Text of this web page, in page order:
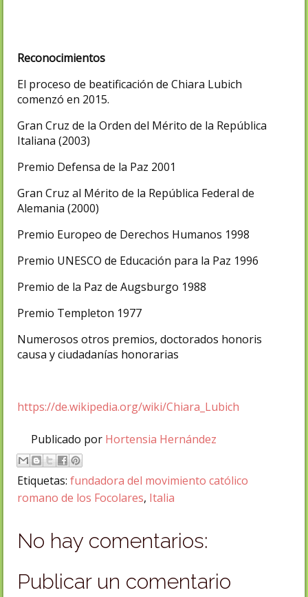
Reconocimientos
El proceso de beatificación de Chiara Lubich
comenzó en 2015.
Gran Cruz de la Orden del Mérito de la República
Italiana (2003)
Premio Defensa de la Paz 2001
Gran Cruz al Mérito de la República Federal de
Alemania (2000)
Premio Europeo de Derechos Humanos 1998
Premio UNESCO de Educación para la Paz 1996
Premio de la Paz de Augsburgo 1988
Premio Templeton 1977
Numerosos otros premios, doctorados honoris
causa y ciudadanías honorarias
https://de.wikipedia.org/wiki/Chiara_Lubich
Publicado por Hortensia Hernández
Etiquetas: fundadora del movimiento católico
romano de los Focolares, Italia
No hay comentarios:
Publicar un comentario